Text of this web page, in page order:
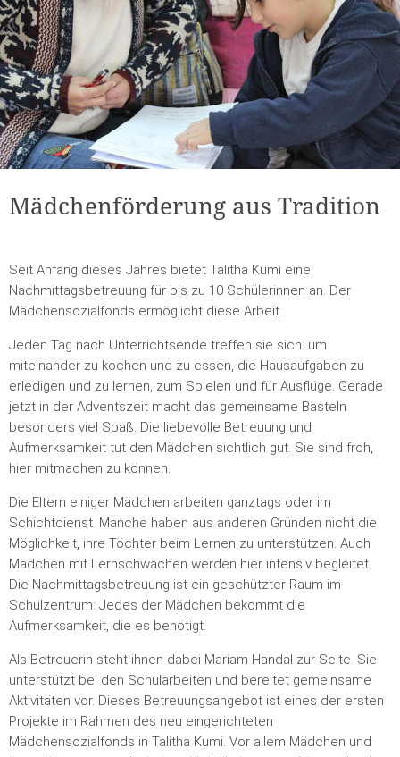
Mädchenförderung aus Tradition
Seit Anfang dieses Jahres bietet Talitha Kumi eine
Nachmittagsbetreuung für bis zu 10 Schülerinnen an. Der
Mädchensozialfonds ermöglicht diese Arbeit.
Jeden Tag nach Unterrichtsende treffen sie sich: um
miteinander zu kochen und zu essen, die Hausaufgaben zu
erledigen und zu lernen, zum Spielen und für Ausflüge. Gerade
jetzt in der Adventszeit macht das gemeinsame Basteln
besonders viel Spaß. Die liebevolle Betreuung und
Aufmerksamkeit tut den Mädchen sichtlich gut. Sie sind froh,
hier mitmachen zu können.
Die Eltern einiger Mädchen arbeiten ganztags oder im
Schichtdienst. Manche haben aus anderen Gründen nicht die
Möglichkeit, ihre Töchter beim Lernen zu unterstützen. Auch
Mädchen mit Lernschwächen werden hier intensiv begleitet.
Die Nachmittagsbetreuung ist ein geschützter Raum im
Schulzentrum: Jedes der Mädchen bekommt die
Aufmerksamkeit, die es benötigt.
Als Betreuerin steht ihnen dabei Mariam Handal zur Seite. Sie
unterstützt bei den Schularbeiten und bereitet gemeinsame
Aktivitäten vor. Dieses Betreuungsangebot ist eines der ersten
Projekte im Rahmen des neu eingerichteten
Mädchensozialfonds in Talitha Kumi. Vor allem Mädchen und